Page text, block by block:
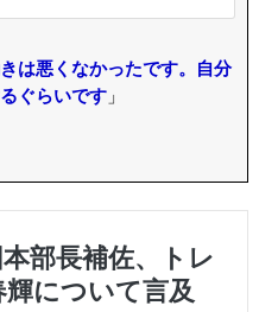
は悪くなかったです。自分
ぐらいです」